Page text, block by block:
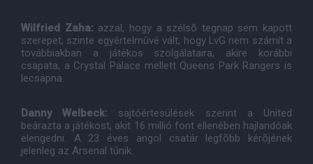
Wilfried Zaha: azzal, hogy a szélsõ tegnap sem kapott
szerepet, szinte egyértelmûvé vált, hogy LvG nem számít a
továbbiakban a játékos szolgálataira, akire korábbi
csapata, a Crystal Palace mellett Queens Park Rangers is
lecsapna.
Danny Welbeck: sajtóértesülések szerint a United
beárazta a játékost, akit 16 millió font ellenében hajlandóak
elengedni. A 23 éves angol csatár legfõbb kérõjének
jelenleg az Arsenal tûnik.